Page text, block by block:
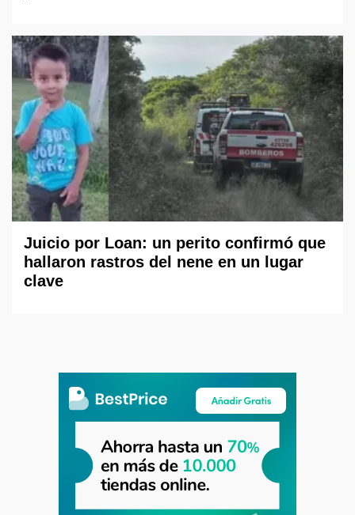
Juicio por Loan: un perito confirmó que
hallaron rastros del nene en un lugar
clave